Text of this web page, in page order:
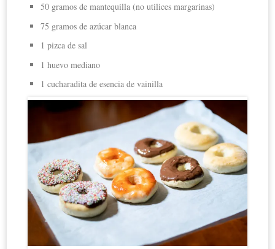
50 gramos de mantequilla (no utilices margarinas)
75 gramos de azúcar blanca
1 pizca de sal
1 huevo mediano
1 cucharadita de esencia de vainilla